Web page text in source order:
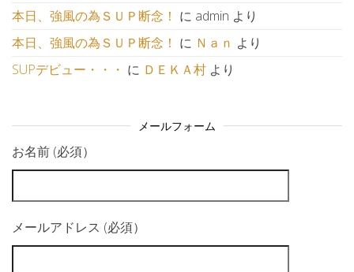
本日、強風の為ＳＵＰ断念！ に admin より
本日、強風の為ＳＵＰ断念！ に Ｎａｎ より
SUPデビュー・・・ に ＤＥＫＡ村 より
メールフォーム
お名前 (必須）
メールアドレス (必須）